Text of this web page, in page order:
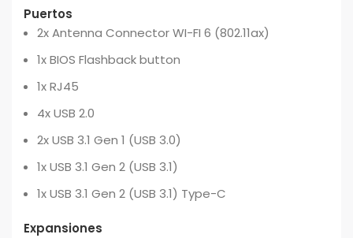
Puertos
2x Antenna Connector WI-FI 6 (802.11ax)
1x BIOS Flashback button
1x RJ45
4x USB 2.0
2x USB 3.1 Gen 1 (USB 3.0)
1x USB 3.1 Gen 2 (USB 3.1)
1x USB 3.1 Gen 2 (USB 3.1) Type-C
Expansiones